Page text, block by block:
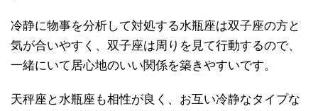
冷静に物事を分析して対処する水瓶座は双子座の方と
気が合いやすく、双子座は周りを見て行動するので、
一緒にいて居心地のいい関係を築きやすいです。
天秤座と水瓶座も相性が良く、お互い冷静なタイプな